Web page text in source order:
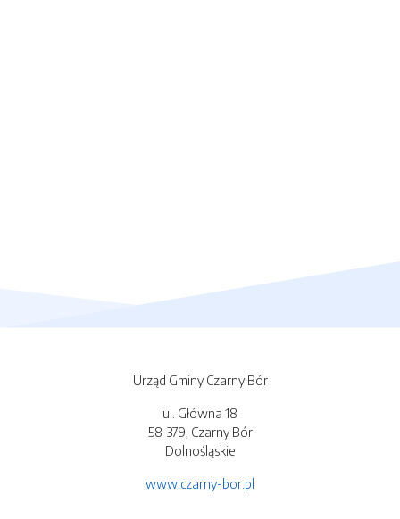
Urząd Gminy Czarny Bór
ul. Główna 18
58-379, Czarny Bór
Dolnośląskie
www.czarny-bor.pl